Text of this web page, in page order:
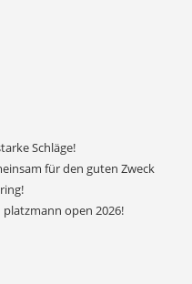
Schläge!
für den guten Zweck
platzmann open 2026!